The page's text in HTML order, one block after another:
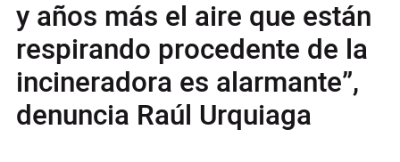
y años más el aire que están
respirando procedente de la
incineradora es alarmante”,
denuncia Raúl Urquiaga